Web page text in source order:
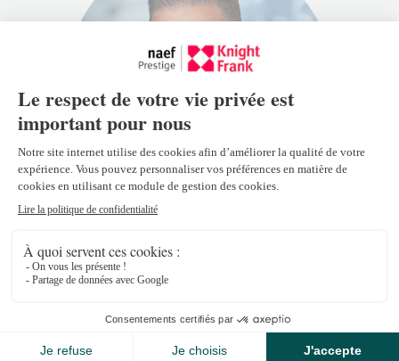
sebastien.rota@naefprestige-
+41 21 318 77 22